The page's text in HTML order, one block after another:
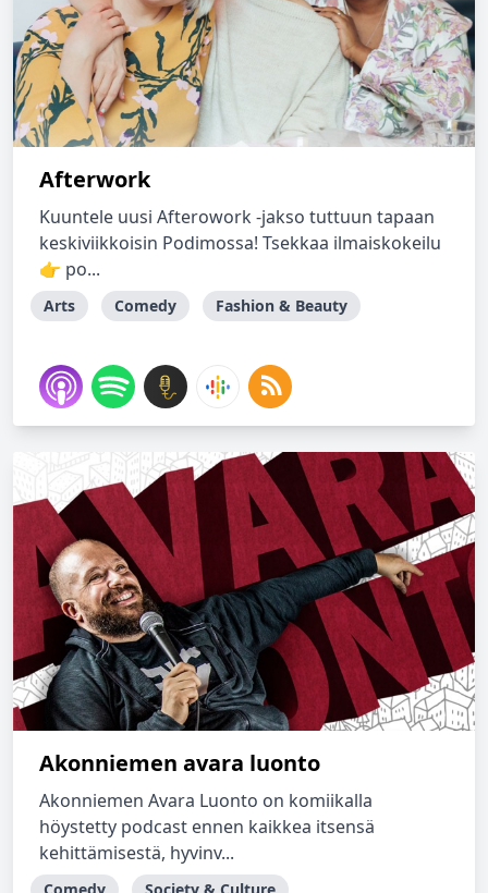
Afterwork
Kuuntele uusi Afterowork -jakso tuttuun tapaan
keskiviikkoisin Podimossa! Tsekkaa ilmaiskokeilu
👉 po...
Arts Comedy Fashion & Beauty
Akonniemen avara luonto
Akonniemen Avara Luonto on komiikalla
höystetty podcast ennen kaikkea itsensä
kehittämisestä, hyvinv...